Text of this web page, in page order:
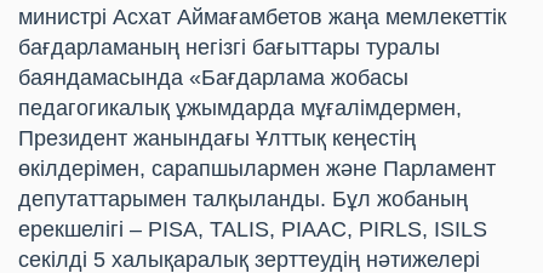
министрі Асхат Аймағамбетов жаңа мемлекеттік
бағдарламаның негізгі бағыттары туралы
баяндамасында «Бағдарлама жобасы
педагогикалық ұжымдарда мұғалімдермен,
Президент жанындағы Ұлттық кеңестің
өкілдерімен, сарапшылармен және Парламент
депутаттарымен талқыланды. Бұл жобаның
ерекшелігі – PISA, TALIS, PIAAC, PIRLS, ISILS
секілді 5 халықаралық зерттеудің нәтижелері